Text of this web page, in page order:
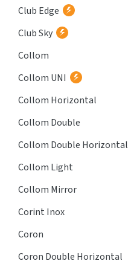
Club Edge
Club Sky
Collom
Collom UNI
Collom Horizontal
Collom Double
Collom Double Horizontal
Collom Light
Collom Mirror
Corint Inox
Coron
Coron Double Horizontal